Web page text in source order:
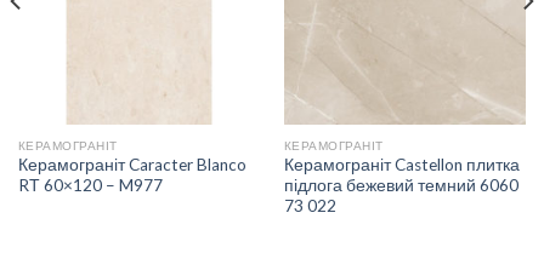
КЕРАМОГРАНІТ
Керамограніт Caracter Blanco
RТ 60×120 – M977
КЕРАМОГРАНІТ
Керамограніт Castellon плитка
підлога бежевий темний 6060
73 022